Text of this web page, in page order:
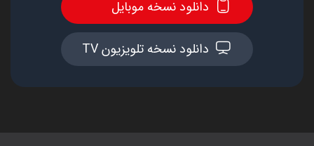
دانلود نسخه موبایل
دانلود نسخه تلویزیون TV